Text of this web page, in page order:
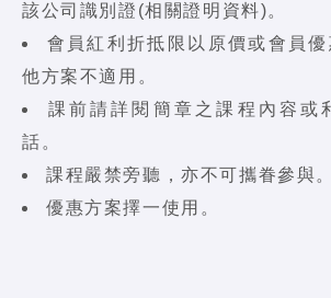
該公司識別證(相關證明資料)。
會員紅利折抵限以原價或會員
他方案不適用。
課前請詳閱簡章之課程內容或
話。
課程嚴禁旁聽，亦不可攜眷參與。
優惠方案擇一使用。